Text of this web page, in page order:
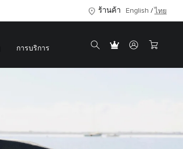
ร้านค้า English ไทย
การบริการ